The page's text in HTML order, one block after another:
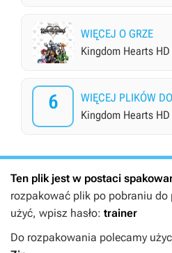
WIĘCEJ O GRZE
Kingdom Hearts
6
WIĘCEJ PLIKÓW DO
Kingdom Hearts
Ten plik jest w postaci
rozpakować plik po pobraniu
użyć, wpisz hasło: trainer
Do rozpakowania polecamy